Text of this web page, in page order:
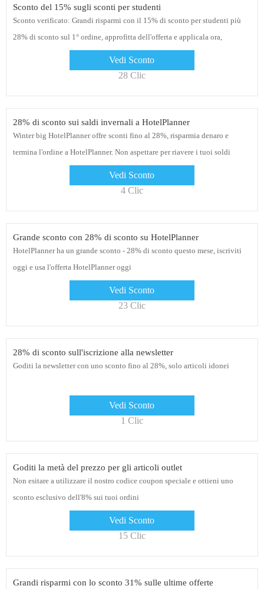
Sconto del 15% sugli sconti per studenti
Sconto verificato: Grandi risparmi con il 15% di sconto per studenti più
28% di sconto sul 1° ordine, approfitta dell'offerta e applicala ora,
Vedi Sconto
28 Clic
28% di sconto sui saldi invernali a HotelPlanner
Winter big HotelPlanner offre sconti fino al 28%, risparmia denaro e
termina l'ordine a HotelPlanner. Non aspettare per riavere i tuoi soldi
Vedi Sconto
4 Clic
Grande sconto con 28% di sconto su HotelPlanner
HotelPlanner ha un grande sconto - 28% di sconto questo mese, iscriviti
oggi e usa l'offerta HotelPlanner oggi
Vedi Sconto
23 Clic
28% di sconto sull'iscrizione alla newsletter
Goditi la newsletter con uno sconto fino al 28%, solo articoli idonei
Vedi Sconto
1 Clic
Goditi la metà del prezzo per gli articoli outlet
Non esitare a utilizzare il nostro codice coupon speciale e ottieni uno
sconto esclusivo dell'8% sui tuoi ordini
Vedi Sconto
15 Clic
Grandi risparmi con lo sconto 31% sulle ultime offerte